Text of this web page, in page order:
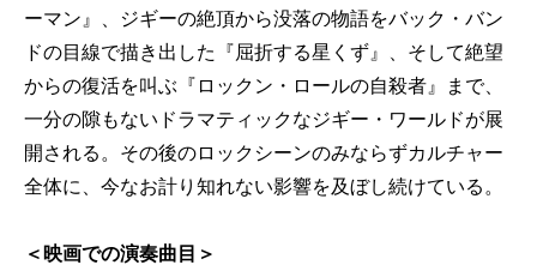
ーマン』、ジギーの絶頂から没落の物語をバック・バン
ドの目線で描き出した『屈折する星くず』、そして絶望
からの復活を叫ぶ『ロックン・ロールの自殺者』まで、
一分の隙もないドラマティックなジギー・ワールドが展
開される。その後のロックシーンのみならずカルチャー
全体に、今なお計り知れない影響を及ぼし続けている。
＜映画での演奏曲目＞